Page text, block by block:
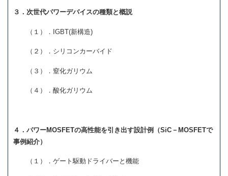
３．次世代パワーデバイスの種類と概説
（１）．IGBT(新構造)
（２）．シリコンカーバイド
（３）．窒化ガリウム
（４）．酸化ガリウム
４．パワーMOSFETの高性能を引き出す設計例（SiC－MOSFETで
事例紹介）
（１）．ゲート駆動ドライバーと機能